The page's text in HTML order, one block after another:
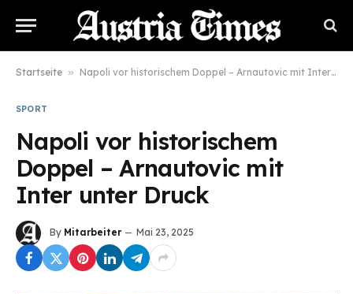
Startseite » Napoli vor historischem Doppel – Arnautovic mit Inter unter Druck
SPORT
Napoli vor historischem
Doppel – Arnautovic mit
Inter unter Druck
By Mitarbeiter Mai 23, 2025